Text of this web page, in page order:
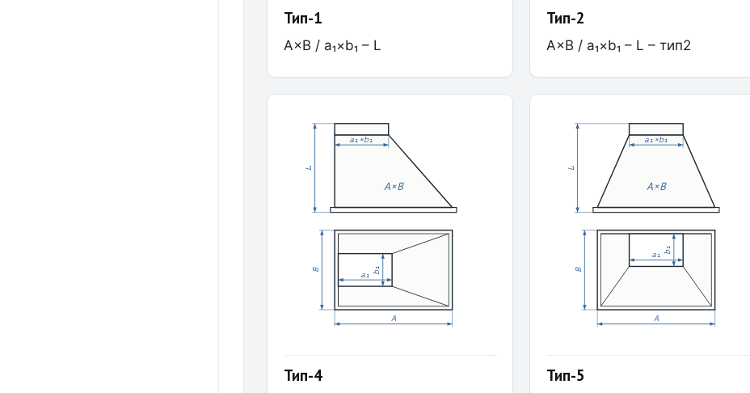
Тип-1
A×B / a₁×b₁ – L
Тип-2
A×B / a₁×b₁ – L – тип2
A×B
a₁×b₁
L
a₁ b₁
B
A
Тип-4
A×B
a₁×b₁
L
a₁ b₁
B
A
Тип-5